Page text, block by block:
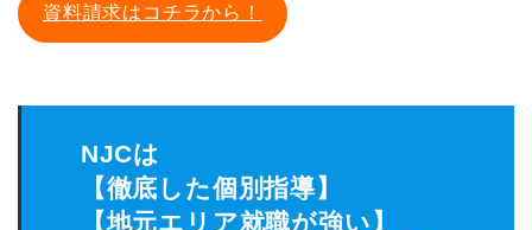
資料請求はコチラから！
NJCは
【徹底した個別指導】
【地元エリア就職が強い】